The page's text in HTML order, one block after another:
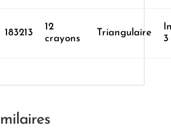
183213
12
crayons
Triangulaire
3